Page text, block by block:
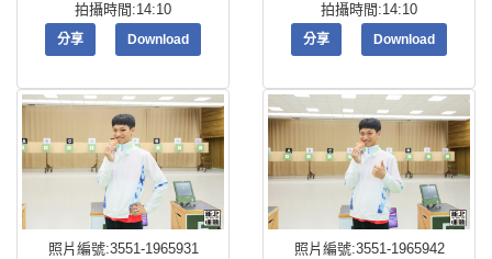
拍攝時間:14:10
分享 Download
拍攝時間:14:10
分享 Download
照片編號:3551-1965931
照片編號:3551-1965942